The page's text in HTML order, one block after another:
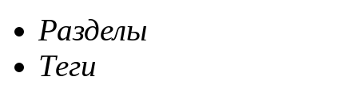
Разделы
Теги